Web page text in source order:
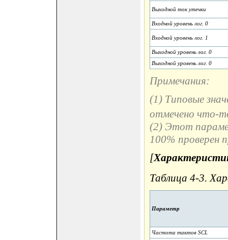
Выходной ток утечки
Входной уровень лог. 0
Входной уровень лог. 1
Выходной уровень лог. 0
Выходной уровень лог. 0
Примечания:
(1) Типовые
отмечено что-
(2) Этот
100% проверен
[
Таблица 4-3.
Параметр
Частота тактов SCL